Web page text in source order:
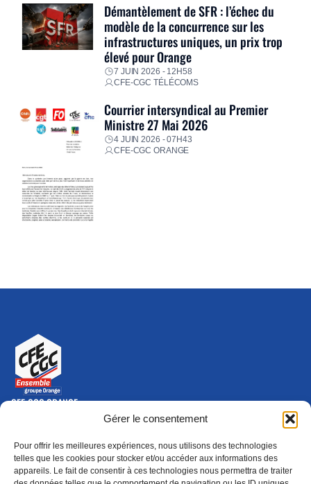
Gérer le consentement
Pour offrir les meilleures expériences, nous utilisons des technologies
telles que les cookies pour stocker et/ou accéder aux informations des
appareils. Le fait de consentir à ces technologies nous permettra de traiter
Démantèlement de SFR : l’échec du
modèle de la concurrence sur les
infrastructures uniques, un prix trop
élevé pour Orange
7 JUIN 2026 - 12H58
CFE-CGC TÉLÉCOMS
Courrier intersyndical au Premier
Ministre 27 Mai 2026
4 JUIN 2026 - 07H43
CFE-CGC ORANGE
CFE-CGC ORANGE
10-12 rue Saint Amand, 75015 Paris Cedex 15
Nous contacter
01 46 79 28 74